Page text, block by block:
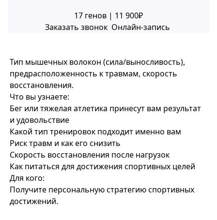
17 генов | 11 900₽
Заказать звонок Онлайн-запись
Тип мышечных волокон (сила/выносливость),
предрасположенность к травмам, скорость
восстановления.
Что вы узнаете:
Бег или тяжелая атлетика принесут вам результат
и удовольствие
Какой тип тренировок подходит именно вам
Риск травм и как его снизить
Скорость восстановления после нагрузок
Как питаться для достижения спортивных целей
Для кого:
Получите персональную стратегию спортивных
достижений.